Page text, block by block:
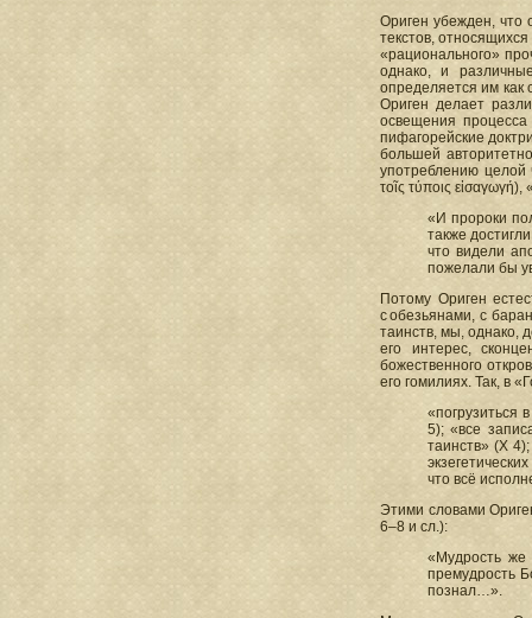
Ориген убежден, что
текстов,
«рационального»
однако, и
определяется им как
Ориген делает
освещения процесса
пифагорейские
большей
употреблению целой
τοῖς τύποις
«И пророки
также
что видели
пожелали бы
Потому Ориген
с обезьянами, с
таинств, мы, однако,
его интерес,
божественного
его гомилиях. Так, в
«погрузиться
5); «все
таинств» (X
что всё
Этими словами
6–8 и сл.):
«Мудрость же
премудрость
познал…».